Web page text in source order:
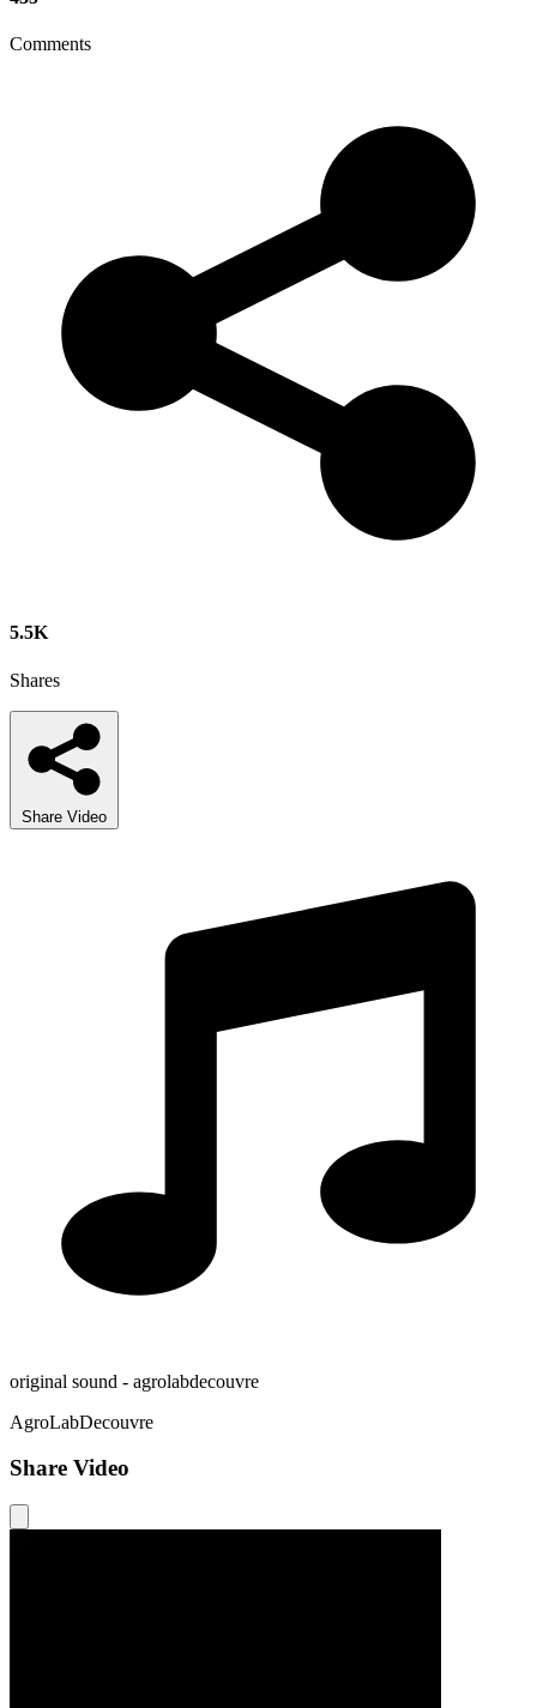
Comments
5.5K
Shares
Share Video
original sound - agrolabdecouvre
AgroLabDecouvre
Share Video